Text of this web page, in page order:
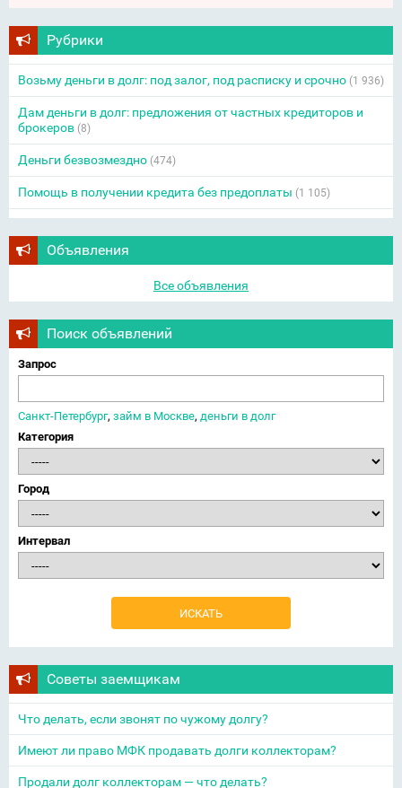
Рубрики
Возьму деньги в долг: под залог, под расписку и срочно (1 936)
Дам деньги в долг: предложения от частных кредиторов и
брокеров (8)
Деньги безвозмездно (474)
Помощь в получении кредита без предоплаты (1 105)
Объявления
Все объявления
Поиск объявлений
Запрос
Санкт-Петербург, займ в Москве, деньги в долг
Категория
Город
Интервал
Советы заемщикам
Что делать, если звонят по чужому долгу?
Имеют ли право МФК продавать долги коллекторам?
Продали долг коллекторам — что делать?